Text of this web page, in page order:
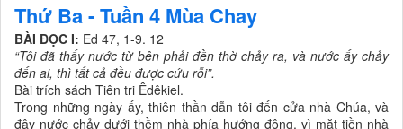
Thứ Ba - Tuần 4 Mùa Chay
BÀI ĐỌC I: Ed 47, 1-9. 12
“Tôi đã thấy nước từ bên phải đền thờ chảy ra, và nước ấy chảy
đến ai, thì tất cả đều được cứu rỗi”.
Bài trích sách Tiên tri Êdêkiel.
Trong những ngày ấy, thiên thần dẫn tôi đến cửa nhà Chúa, và
đây nước chảy dưới thềm nhà phía hướng đông, vì mặt tiền nhà